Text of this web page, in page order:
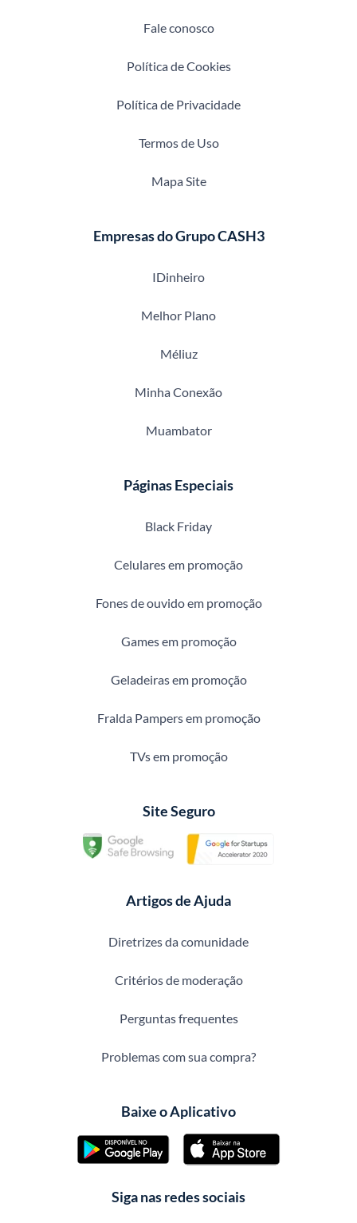
Fale conosco
Política de Cookies
Política de Privacidade
Termos de Uso
Mapa Site
Empresas do Grupo CASH3
IDinheiro
Melhor Plano
Méliuz
Minha Conexão
Muambator
Páginas Especiais
Black Friday
Celulares em promoção
Fones de ouvido em promoção
Games em promoção
Geladeiras em promoção
Fralda Pampers em promoção
TVs em promoção
Site Seguro
Artigos de Ajuda
Diretrizes da comunidade
Critérios de moderação
Perguntas frequentes
Problemas com sua compra?
Baixe o Aplicativo
Siga nas redes sociais